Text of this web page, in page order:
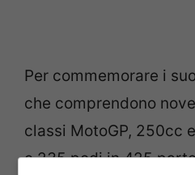
Per commemorare i
che comprendono
classi MotoGP, 250cc
e 235 podi in 425